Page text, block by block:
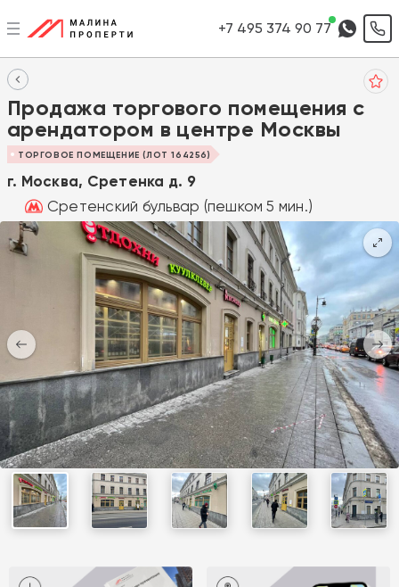
+7 495 374 90 77
Продажа торгового помещения с
арендатором в центре Москвы
ТОРГОВОЕ ПОМЕЩЕНИЕ (ЛОТ 164256)
г. Москва, Сретенка д. 9
Сретенский бульвар (пешком 5 мин.)